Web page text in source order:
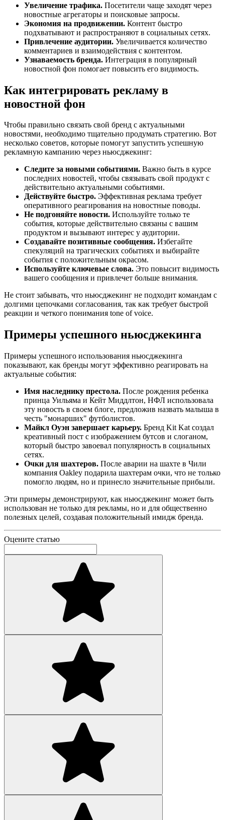
Увеличение трафика. Посетители чаще заходят через
новостные агрегаторы и поисковые запросы.
Экономия на продвижении. Контент быстро
подхватывают и распространяют в социальных сетях.
Привлечение аудитории. Увеличивается количество
комментариев и взаимодействия с контентом.
Узнаваемость бренда. Интеграция в популярный
новостной фон помогает повысить его видимость.
Как интегрировать рекламу в
новостной фон
Чтобы правильно связать свой бренд с актуальными
новостями, необходимо тщательно продумать стратегию. Вот
несколько советов, которые помогут запустить успешную
рекламную кампанию через ньюсджекинг:
Следите за новыми событиями. Важно быть в курсе
последних новостей, чтобы связывать свой продукт с
действительно актуальными событиями.
Действуйте быстро. Эффективная реклама требует
оперативного реагирования на новостные поводы.
Не подгоняйте новости. Используйте только те
события, которые действительно связаны с вашим
продуктом и вызывают интерес у аудитории.
Создавайте позитивные сообщения. Избегайте
спекуляций на трагических событиях и выбирайте
события с положительным окрасом.
Используйте ключевые слова. Это повысит видимость
вашего сообщения и привлечет больше внимания.
Не стоит забывать, что ньюсджекинг не подходит командам с
долгими цепочками согласования, так как требует быстрой
реакции и четкого понимания tone of voice.
Примеры успешного ньюсджекинга
Примеры успешного использования ньюсджекинга
показывают, как бренды могут эффективно реагировать на
актуальные события:
Имя наследнику престола. После рождения ребенка
принца Уильяма и Кейт Миддлтон, НФЛ использовала
эту новость в своем блоге, предложив назвать малыша в
честь "монарших" футболистов.
Майкл Оуэн завершает карьеру. Бренд Kit Kat создал
креативный пост с изображением бутсов и слоганом,
который быстро завоевал популярность в социальных
сетях.
Очки для шахтеров. После аварии на шахте в Чили
компания Oakley подарила шахтерам очки, что не только
помогло людям, но и принесло значительные прибыли.
Эти примеры демонстрируют, как ньюсджекинг может быть
использован не только для рекламы, но и для общественно
полезных целей, создавая положительный имидж бренда.
Оцените статью